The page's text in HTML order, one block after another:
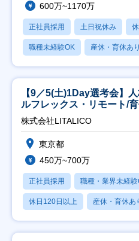
600万~1170万
正社員採用 土日祝休み
職種未経験OK 産休・育休あり
【9／5(土)1Day選考会】
ルフレックス・リモート/
株式会社LITALICO
東京都
450万~700万
正社員採用 職種・業界未経験
休日120日以上 産休・育休あ